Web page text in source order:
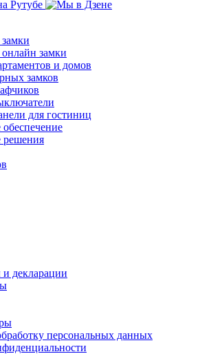
замки
и домов
замков
для гостиниц
решения
декларации
персональных данных